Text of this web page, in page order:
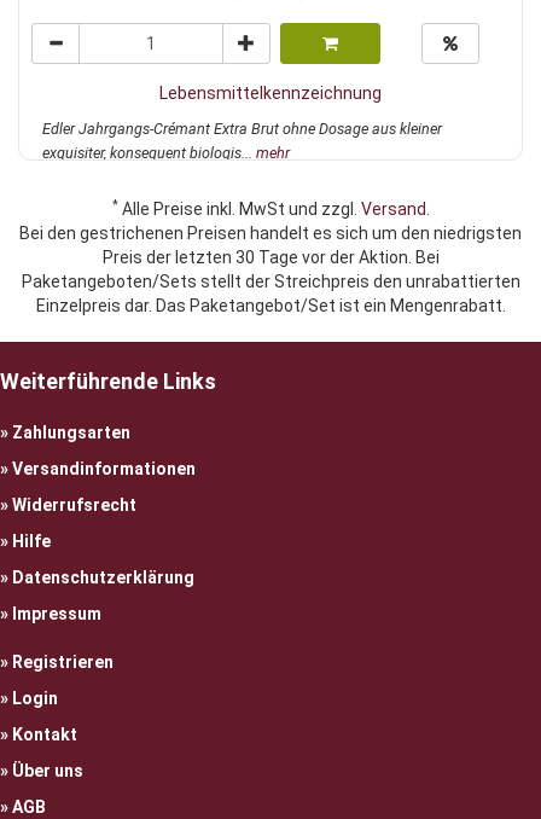
Lebensmittelkennzeichnung
Edler Jahrgangs-Crémant Extra Brut ohne Dosage aus kleiner
exquisiter, konsequent biologis... mehr
*Alle Preise inkl. MwSt und zzgl. Versand.
Bei den gestrichenen Preisen handelt es sich um den niedrigsten
Preis der letzten 30 Tage vor der Aktion. Bei
Paketangeboten/Sets stellt der Streichpreis den unrabattierten
Einzelpreis dar. Das Paketangebot/Set ist ein Mengenrabatt.
Weiterführende Links
Zahlungsarten
Versandinformationen
Widerrufsrecht
Hilfe
Datenschutzerklärung
Impressum
Registrieren
Login
Kontakt
Über uns
AGB